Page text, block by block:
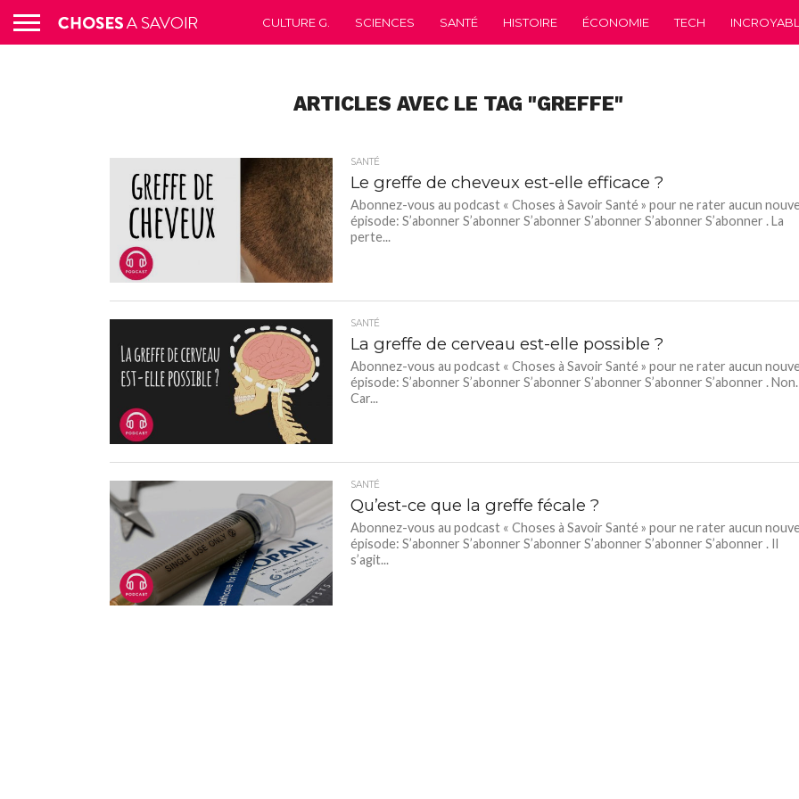
CULTURE G. SCIENCES SANTÉ HISTOIRE ÉCONOMIE TECH
ARTICLES AVEC LE TAG "GREFFE"
SANTÉ
Le greffe de cheveux est-elle efficace ?
Abonnez-vous au podcast « Choses à Savoir Santé » pour ne rater aucun
épisode: S’abonner S’abonner S’abonner S’abonner S’abonner S’abonner . La
perte...
SANTÉ
La greffe de cerveau est-elle possible ?
Abonnez-vous au podcast « Choses à Savoir Santé » pour ne rater aucun
épisode: S’abonner S’abonner S’abonner S’abonner S’abonner S’abonner . Non.
Car...
SANTÉ
Qu’est-ce que la greffe fécale ?
Abonnez-vous au podcast « Choses à Savoir Santé » pour ne rater aucun
épisode: S’abonner S’abonner S’abonner S’abonner S’abonner S’abonner . Il
s’agit...